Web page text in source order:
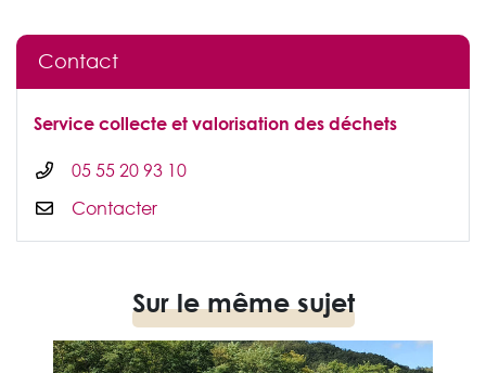
Contact
Service collecte et valorisation des déchets
05 55 20 93 10
Contacter
Sur le même sujet